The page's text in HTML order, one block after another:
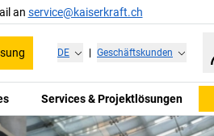
an service@kaiserkraft.ch
DE Geschäftskunden
Services & Projektlösungen